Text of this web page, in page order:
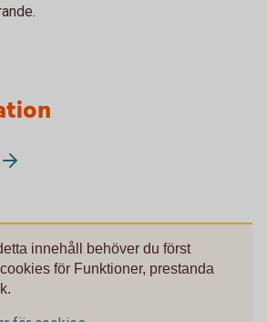
innehåll behöver du först
för Funktioner, prestanda